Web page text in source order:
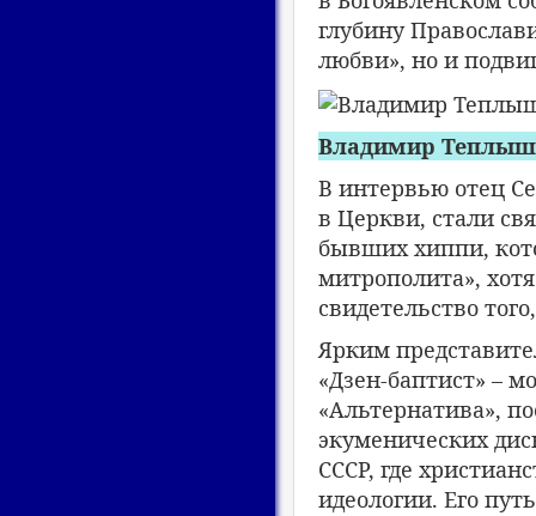
глубину
любви», но и
Владимир
В интервью отец
в Церкви, стали
бывших хиппи,
митрополита»,
свидетельство
Ярким
«Дзен-баптист» –
«Альтернатива»,
экуменических
СССР, где
идеологии. Его